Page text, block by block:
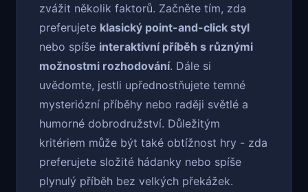
zvážit několik faktorů. Začněte tím, zda
preferujete klasický point-and-click styl
nebo spíše interaktivní příběh s různými
možnostmi rozhodování. Dále si
uvědomte, jestli upřednostňujete temné
mysteriózní příběhy nebo raději světlé a
humorné dobrodružství. Důležitým
kritériem může být také obtížnost hry - zda
preferujete složité hádanky nebo spíše
plynulý příběh bez velkých překážek.